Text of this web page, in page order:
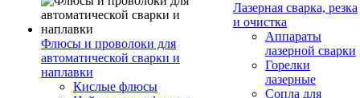
Флюсы и проволоки для
автоматической сварки и
наплавки
Кислые флюсы
Лазерная сварка, резка
и очистка
Аппараты
лазерной сварки
Горелки
лазерные
Сопла для